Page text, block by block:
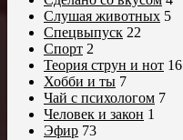
Слушая животных 5
Спецвыпуск 22
Спорт 2
Теория струн и нот 16
Хобби и ты 7
Чай с психологом 7
Человек и закон 1
Эфир 73